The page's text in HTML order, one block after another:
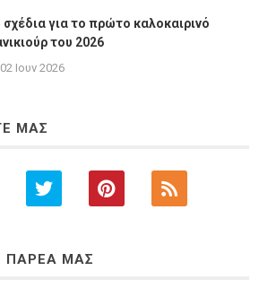
σχέδια για το πρώτο καλοκαιρινό
του 2026
02 Ιουν 2026
ΜΑΣ
ΠΑΡΕΑ ΜΑΣ